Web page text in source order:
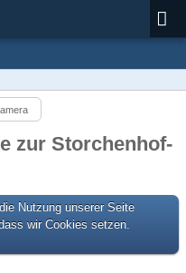
zur Storchenhof-
Nutzung unserer Seite
wir Cookies setzen.